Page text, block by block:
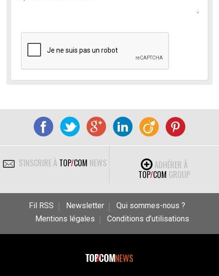
S'INSCRIRE À TOP/COM NEWS
ADHÉRER À
TOP/COM GROUP
Fil RSS Newsletter
Qui sommes-nous ?
Mentions légales
Conditions d’utilisations
NEWS